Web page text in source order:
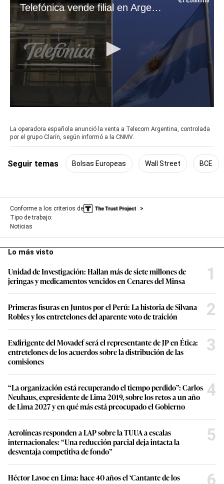
Telefónica vende filial en Argentina
of
52
seconds
La operadora española anunció la venta a Telecom Argentina, controlada
por el grupo Clarín, según informó a la CNMV.
Seguir temas Bolsas Europeas Wall Street BCE
Conforme a los criterios de
Tipo de trabajo:
Noticias
Lo más visto
Unidad de Investigación: Hallan más de siete millones de
jeringas y medicamentos vencidos en Cenares del Minsa
1
Primeras fisuras en Juntos por el Perú: La historia de Silvana
Robles y los entretelones del aparente voto de traición
2
Exdirigente del Movadef será el representante de JP en Ética:
entretelones de los acuerdos sobre la distribución de las
comisiones
3
“La organización está recuperando el tiempo perdido”: Carlos
Neuhaus, expresidente de Lima 2019, sobre los retos a un año
de Lima 2027 y en qué más está preocupado el Gobierno
4
Aerolíneas responden a LAP sobre la TUUA a escalas
internacionales: “Una reducción parcial deja intacta la
desventaja competitiva de fondo”
5
Héctor Lavoe en Lima: hace 40 años el ‘Cantante de los
6